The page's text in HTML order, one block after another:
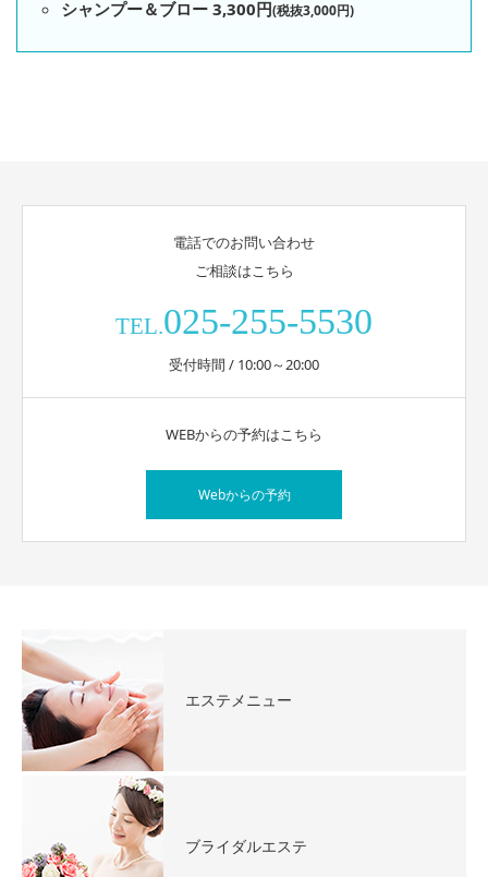
シャンプー＆ブロー 3,300円(税抜3,000円)
電話でのお問い合わせ
ご相談はこちら
TEL.025-255-5530
受付時間 / 10:00～20:00
WEBからの予約はこちら
Webからの予約
エステメニュー
ブライダルエステ